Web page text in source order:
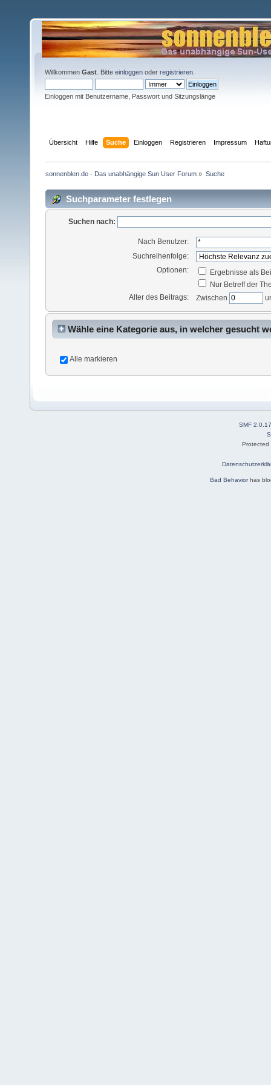
Willkommen Gast . Bitte einloggen oder registrieren
Einloggen mit Benutzername, Passwort und Sitzungslänge
Übersicht Hilfe Suche Einloggen Registrieren Impressum
sonnenblen.de - Das unabhängige Sun User Forum » Suche
Suchparameter festlegen
Suchen nach:
Nach Benutzer:
Suchreihenfolge:
Optionen:
Ergebnisse als
Nur Betreff der
Alter des Beitrags:
Zwischen
Wähle eine Kategorie aus, in welcher gesucht
Alle markieren
SMF 2.0.17
Bad Behaviorhas